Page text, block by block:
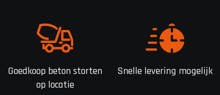
Goedkoop beton storten
op locatie
Snelle levering mogelijk